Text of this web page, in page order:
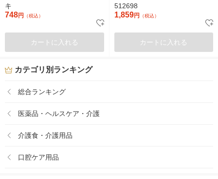
キ
748円 （税込）
カートに入れる
512698
1,859円 （税込）
カートに入れる
カテゴリ別ランキング
総合ランキング
医薬品・ヘルスケア・介護
介護食・介護用品
口腔ケア用品